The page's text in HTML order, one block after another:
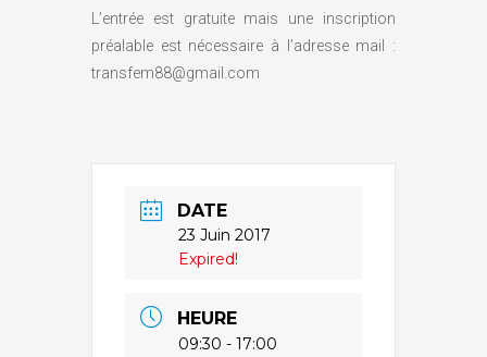
L’entrée est gratuite mais une inscription
préalable est nécessaire à l’adresse mail :
transfem88@gmail.com
DATE
23 Juin 2017
Expired!
HEURE
09:30 - 17:00